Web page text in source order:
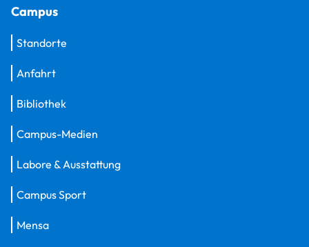
Campus
Standorte
Anfahrt
Bibliothek
Campus-Medien
Labore & Ausstattung
Campus Sport
Mensa